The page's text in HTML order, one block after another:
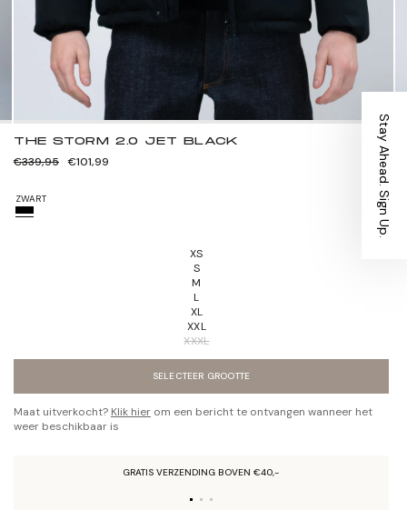
THE STORM 2.0 JET BLACK
Normale
€339,95 Verkoopprijs
€101,99
ZWART
XS
S
M
L
XL
XXL
XXXL
SELECTEER GROOTTE
Maat uitverkocht? Klik hier om een bericht te ontvangen wanneer het
weer beschikbaar is
GRATIS VERZENDING BOVEN €40,-
Stay Ahead. Sign Up.